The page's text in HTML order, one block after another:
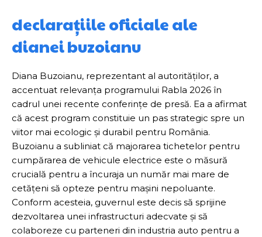
declarațiile oficiale ale
dianei buzoianu
Diana Buzoianu, reprezentant al autorităților, a
accentuat relevanța programului Rabla 2026 în
cadrul unei recente conferințe de presă. Ea a afirmat
că acest program constituie un pas strategic spre un
viitor mai ecologic și durabil pentru România.
Buzoianu a subliniat că majorarea tichetelor pentru
cumpărarea de vehicule electrice este o măsură
crucială pentru a încuraja un număr mai mare de
cetățeni să opteze pentru mașini nepoluante.
Conform acesteia, guvernul este decis să sprijine
dezvoltarea unei infrastructuri adecvate și să
colaboreze cu parteneri din industria auto pentru a